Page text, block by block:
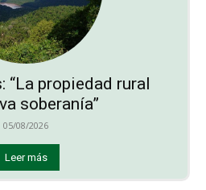
“La propiedad rural
soberanía”
05/08/2026
Leer más